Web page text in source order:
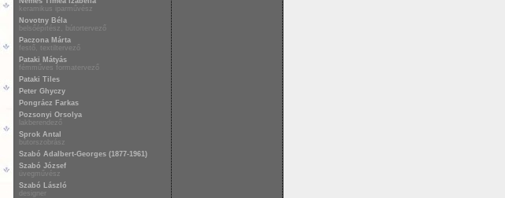
keramikus iparművész
Novotny Béla
belsőépítész, bútortervező
Paczona Márta
festő, textiltervező
Pataki Mátyás
fémműves formatervező
Pataki Tiles
Peter Ghyczy
Pongrácz Farkas
Pozsonyi Orsolya
lakberendező
Sprok Antal
bútorszobrász
Szabó Adalbert-Georges (1877-1961)
Szabó József
üvegművész
Szabó László
designer